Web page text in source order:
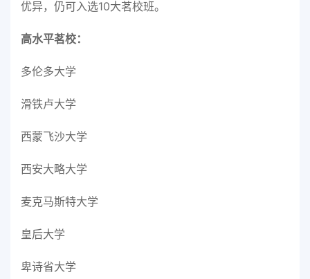
优异，仍可入选10大茗校班。
高水平茗校：
多伦多大学
滑铁卢大学
西蒙飞沙大学
西安大略大学
麦克马斯特大学
皇后大学
卑诗省大学